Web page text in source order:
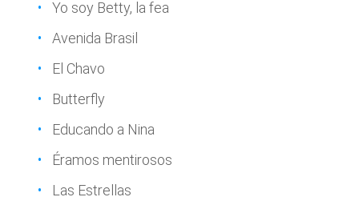
Yo soy Betty, la fea
Avenida Brasil
El Chavo
Butterfly
Educando a Nina
Éramos mentirosos
Las Estrellas